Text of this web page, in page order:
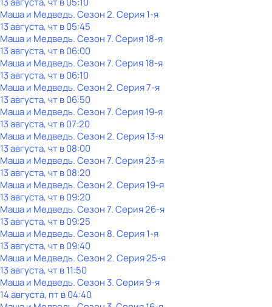
Маша и Медведь. Сезон 2. Серия 1-я
13 августа, чт в 05:45
Маша и Медведь. Сезон 7. Серия 18-я
13 августа, чт в 06:00
Маша и Медведь. Сезон 7. Серия 18-я
13 августа, чт в 06:10
Маша и Медведь. Сезон 2. Серия 7-я
13 августа, чт в 06:50
Маша и Медведь. Сезон 7. Серия 19-я
13 августа, чт в 07:20
Маша и Медведь. Сезон 2. Серия 13-я
13 августа, чт в 08:00
Маша и Медведь. Сезон 7. Серия 23-я
13 августа, чт в 08:20
Маша и Медведь. Сезон 2. Серия 19-я
13 августа, чт в 09:20
Маша и Медведь. Сезон 7. Серия 26-я
13 августа, чт в 09:25
Маша и Медведь. Сезон 8. Серия 1-я
13 августа, чт в 09:40
Маша и Медведь. Сезон 2. Серия 25-я
13 августа, чт в 11:50
Маша и Медведь. Сезон 3. Серия 9-я
14 августа, пт в 04:40